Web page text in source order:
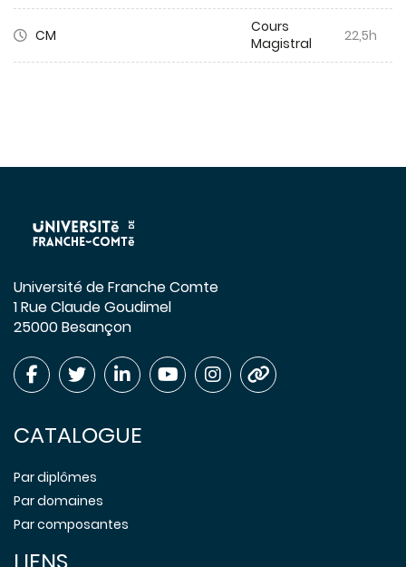
CM
Cours
Magistral
22,5h
Université de Franche Comte
1 Rue Claude Goudimel
25000 Besançon
CATALOGUE
Par diplômes
Par domaines
Par composantes
LIENS